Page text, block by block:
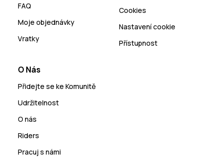
FAQ
Moje objednávky
Vratky
Cookies
Nastavení cookie
Přístupnost
O Nás
Přidejte se ke Komunitě
Udržitelnost
O nás
Riders
Pracuj s námi